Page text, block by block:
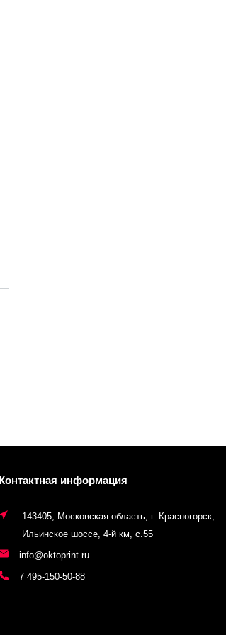
Контактная информация
143405, Московская область, г. Красногорск,
Ильинское шоссе, 4-й км, с.55
info@oktoprint.ru
7 495-150-50-88